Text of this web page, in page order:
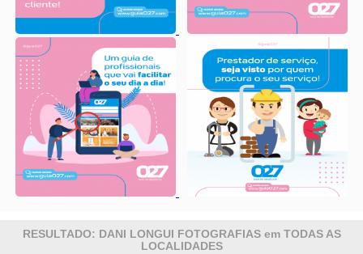
RESULTADO: DANI LONGUI FOTOGRAFIAS em TODAS AS
LOCALIDADES